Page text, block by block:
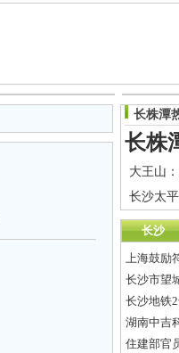
长株潭
长沙
上海鼓励
长沙市望
长沙地铁
湖南中吉
住建部官